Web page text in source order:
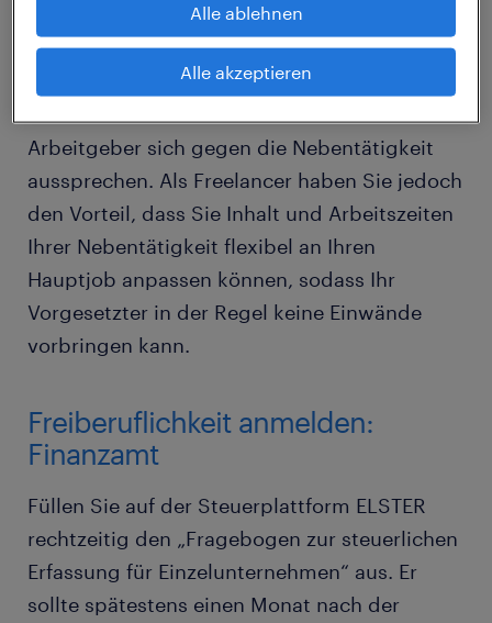
Anstellungsverhältnis stehen – etwa weil Sie
für ein Konkurrenzunternehmen arbeiten
möchten oder die Rahmenbedingungen nicht
Arbeitgeber sich gegen die Nebentätigkeit
aussprechen. Als Freelancer haben Sie jedoch
den Vorteil, dass Sie Inhalt und Arbeitszeiten
Ihrer Nebentätigkeit flexibel an Ihren
Hauptjob anpassen können, sodass Ihr
Vorgesetzter in der Regel keine Einwände
vorbringen kann.
Freiberuflichkeit anmelden:
Finanzamt
Füllen Sie auf der Steuerplattform ELSTER
rechtzeitig den „Fragebogen zur steuerlichen
Erfassung für Einzelunternehmen“ aus. Er
sollte spätestens einen Monat nach der
Alle ablehnen
Alle akzeptieren